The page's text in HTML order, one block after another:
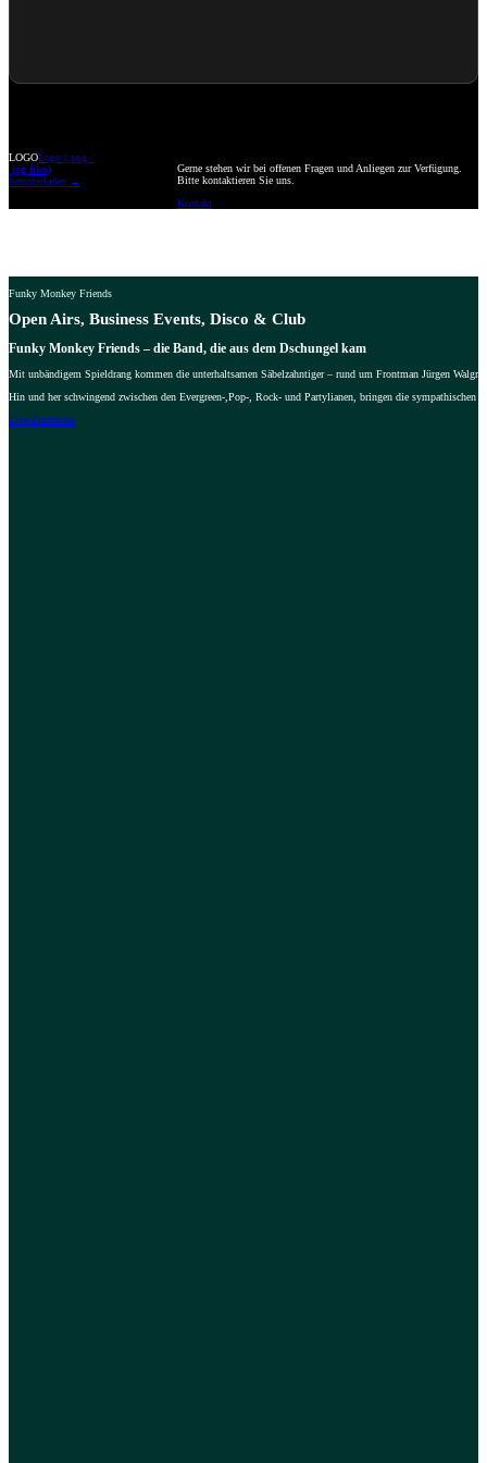
LOGOLogo (.png /
.jpg files)
herunterladen →
Gerne stehen wir bei offenen Fragen und Anliegen zur Verfügung.
Bitte kontaktieren Sie uns.
Kontakt
Funky Monkey Friends
Open Airs, Business Events, Disco & Club
Funky Monkey Friends – die Band, die aus dem Dschungel kam
Mit unbändigem Spieldrang kommen die unterhaltsamen Säbelzahntiger – rund um Frontman Jürgen
Hin und her schwingend zwischen den Evergreen-,Pop-, Rock- und Partylianen, bringen die sympathischen
Live-Eindrücke